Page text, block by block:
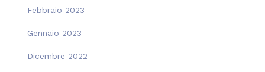
Febbraio 2023
Gennaio 2023
Dicembre 2022